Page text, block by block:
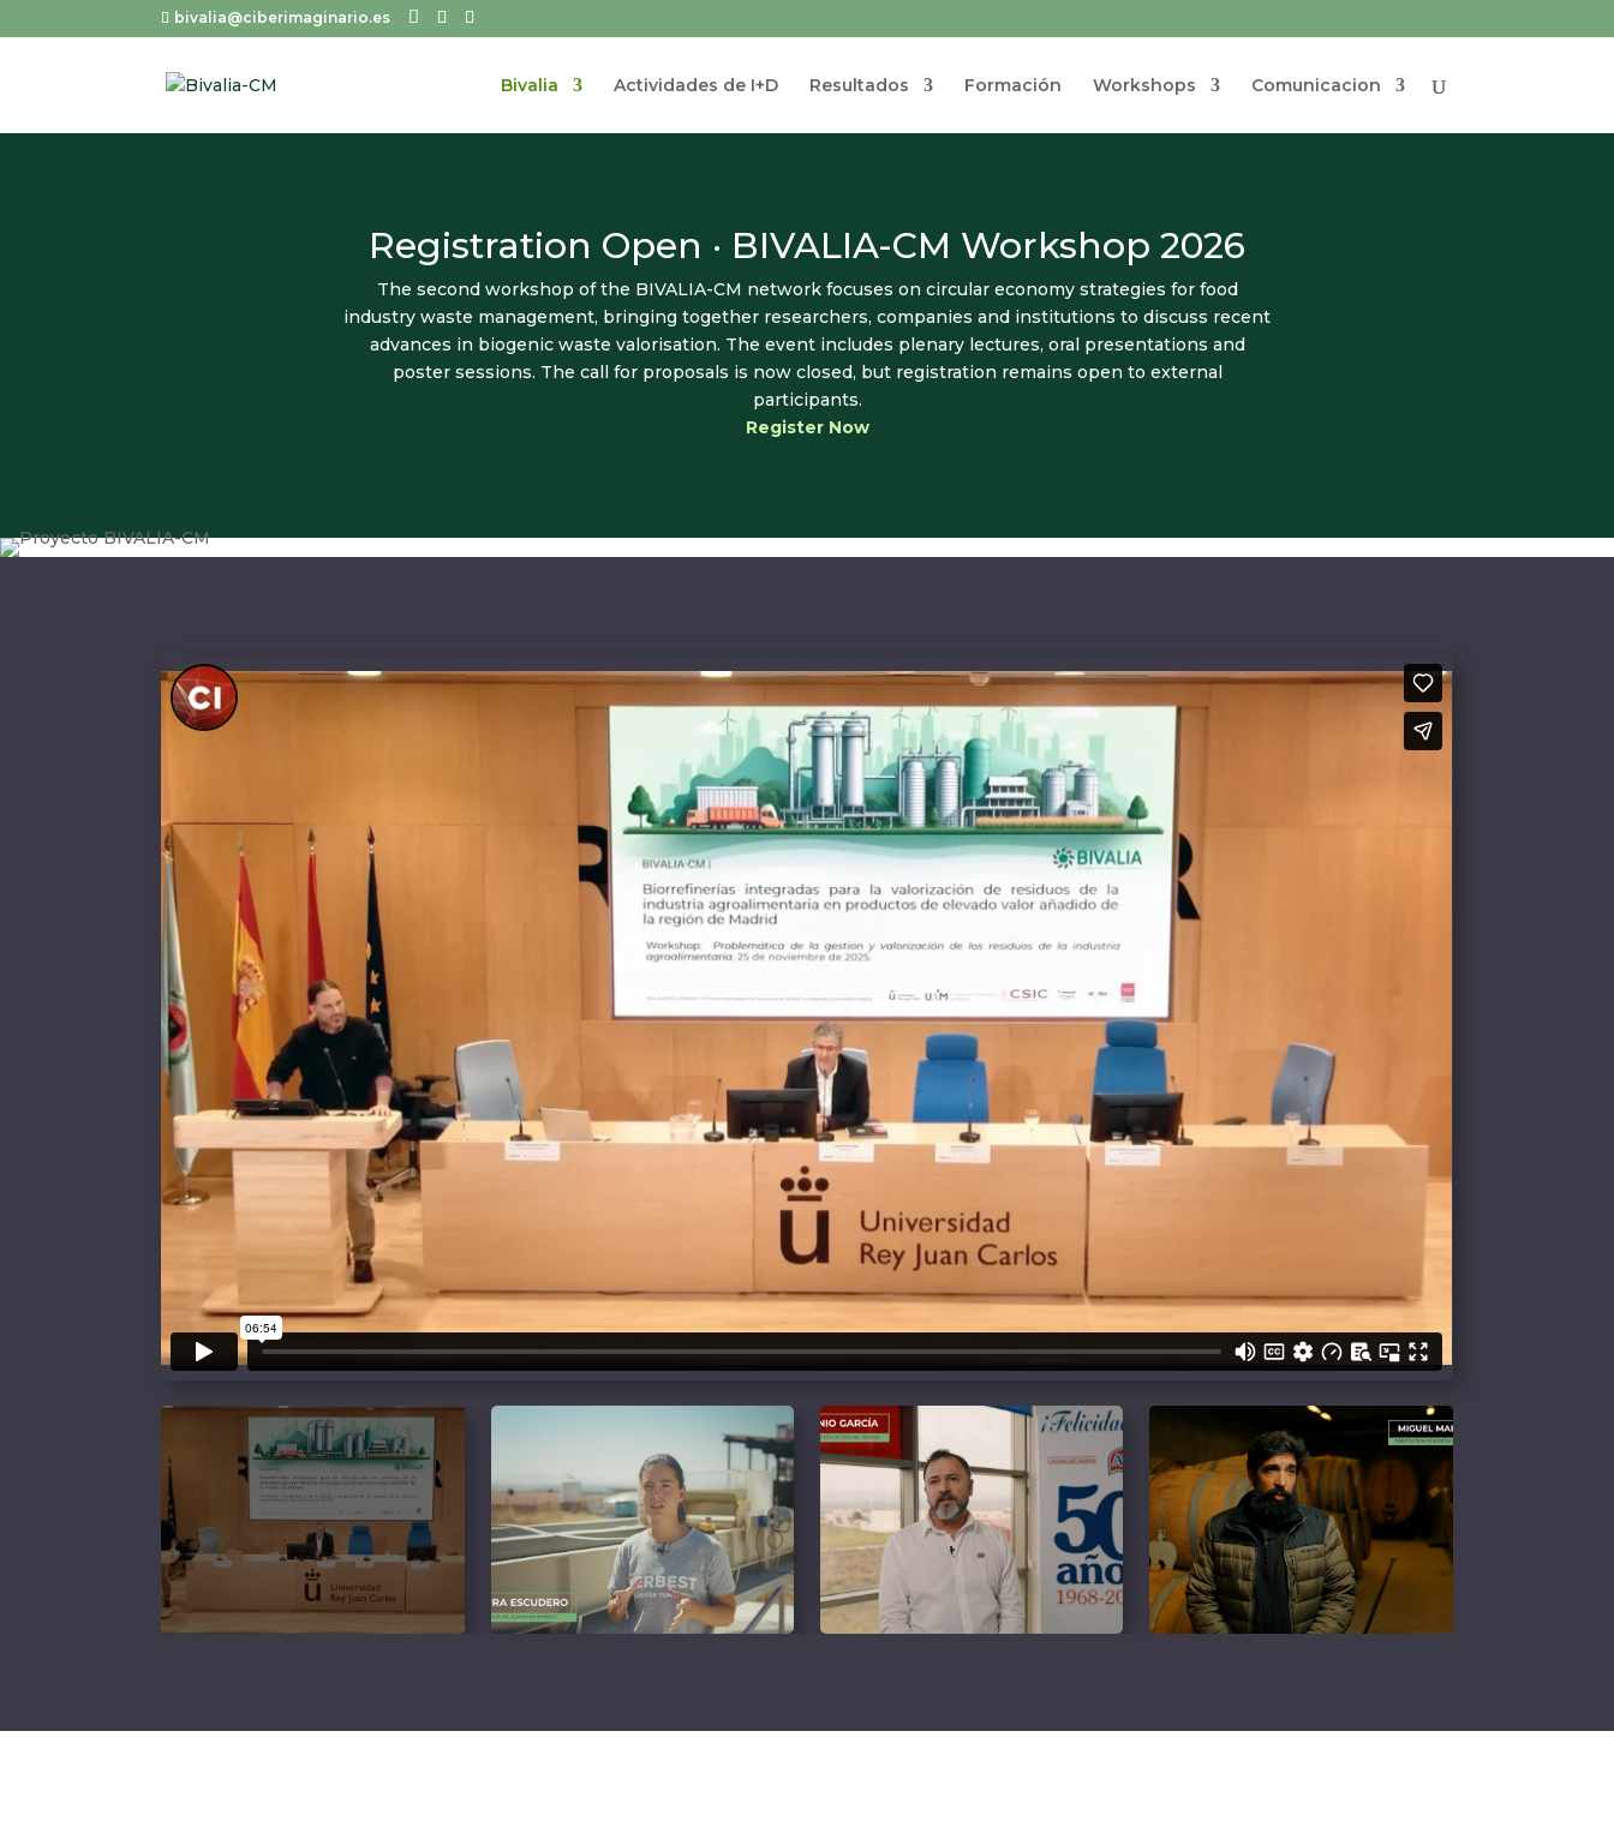
bivalia@ciberimaginario.es
Bivalia Actividades de I+D Resultados Formación Workshops Comunicacion
Registration Open · BIVALIA-CM Workshop 2026
The second workshop of the BIVALIA-CM network focuses on circular economy strategies for food
industry waste management, bringing together researchers, companies and institutions to discuss recent
advances in biogenic waste valorisation. The event includes plenary lectures, oral presentations and
poster sessions. The call for proposals is now closed, but registration remains open to external
participants.
Register Now